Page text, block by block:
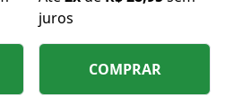
juros
COMPRAR